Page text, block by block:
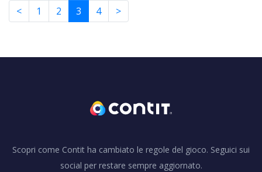
< 1 2 3 4 >
Scopri come Contit ha cambiato le regole del gioco. Seguici sui
social per restare sempre aggiornato.